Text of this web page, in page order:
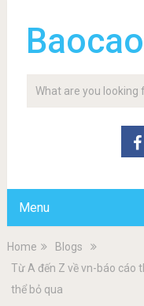
Menu
Home
Blogs
Từ A đến Z về vn-báo cáo
thể bỏ qua